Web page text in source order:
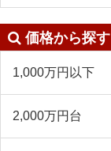
価格から探す
1,000万円以下
2,000万円台